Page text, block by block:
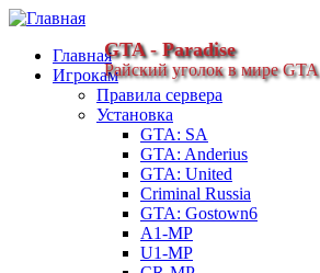
GTA - Paradise
Райский уголок в мире GTA
Главная
Игрокам
Правила сервера
Установка
GTA: SA
GTA: Anderius
GTA: United
Criminal Russia
GTA: Gostown6
A1-MP
U1-MP